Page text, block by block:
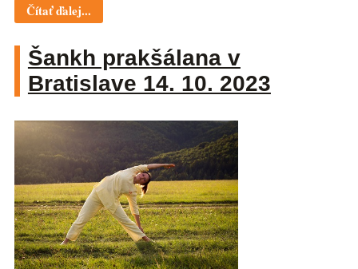
Čítať ďalej...
Šankh prakšálana v
Bratislave 14. 10. 2023